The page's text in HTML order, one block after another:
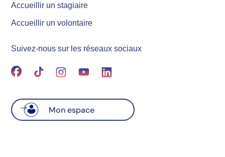
Accueillir un stagiaire
Accueillir un volontaire
Suivez-nous sur les réseaux sociaux
Mon espace